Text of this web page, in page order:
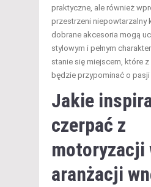
praktyczne, ale również
przestrzeni niepowtarzalny
dobrane akcesoria mogą
stylowym i pełnym
stanie się miejscem, które
będzie przypominać o
Jakie
czerpać z
motoryzacji
aranżacji